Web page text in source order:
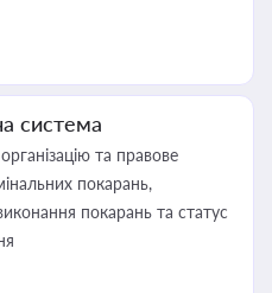
система
та правове
покарань,
покарань та статус